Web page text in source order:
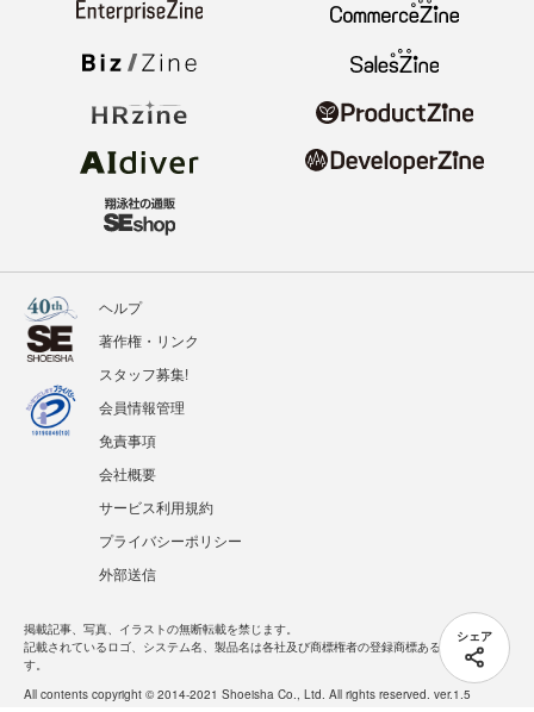
シェア
ヘルプ
著作権・リンク
スタッフ募集!
会員情報管理
免責事項
会社概要
サービス利用規約
プライバシーポリシー
外部送信
掲載記事、写真、イラストの無断転載を禁じます。
記載されているロゴ、システム名、製品名は各社及び商標権者の登録商標あるいは商標で
す。
All contents copyright © 2014-2021 Shoeisha Co., Ltd. All rights reserved. ver.1.5